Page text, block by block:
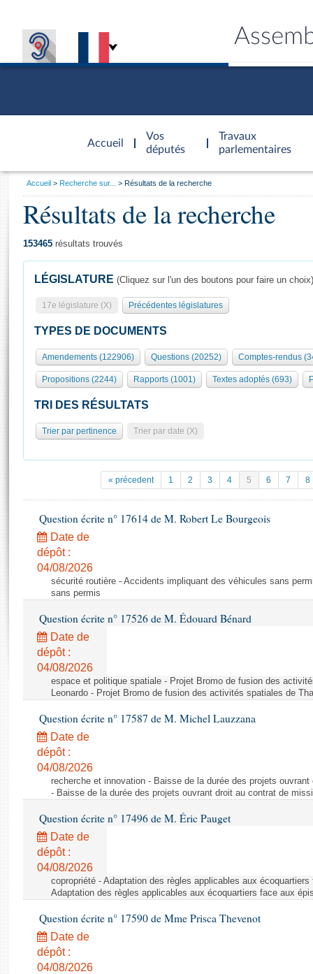
Accueil
d'accueil
Vos
députés
Travaux
parlementaires
Présidence
577 députés
Groupes politiques
Séance publique
Commissions et autres organes
Europe et International
Pétitions
Projets de loi
Propositions de loi
Amendements
Textes adoptés
Rapports législatifs
Rapports sur l'application des lois
Baromètre de l’application des lois
Dossiers législatifs
Budget et sécurité sociale
Questions écrites et orales
Comptes rendus des débats
Général
Rôle et pouvoirs de l'Assemblée
Organisation de l'Assemblée
Présidence Conférence des Présidents Bureau Collège des
Statistiques et chiffres clés
Documents de référence
( Constitution | Règlement de l'Assemblée ... )
Histoire
Juniors
Anciennes législatures
Visiter l'Assemblée
Visite virtuelle du palais Bourbon
Assister à une séance
La Bibliothèque
Contacts et plan d'accès
Photos libres de droit
Vous
Accueil Recherche sur... Résultats de la recherche
Résultats de la recherche
153465 résultats trouvés
LÉGISLATURE (Cliquez sur l'un des boutons pour faire un choix)
17e législature (X) Précédentes législatures
TYPES DE DOCUMENTS
Amendements (122906) Questions (20252) Comptes-rendus
Propositions (2244) Rapports (1001) Textes adoptés (693)
TRI DES RÉSULTATS
Trier par pertinence Trier par date (X)
« précedent 1 2 3 4 5 6 7 8
Question écrite n° 17614 de M. Robert Le Bourgeois
Date de
dépôt :
04/08/2026
sécurité routière - Accidents impliquant des véhicules sans
sans permis
Question écrite n° 17526 de M. Édouard Bénard
Date de
dépôt :
04/08/2026
espace et politique spatiale - Projet Bromo de fusion des
Leonardo - Projet Bromo de fusion des activités spatiales de
Question écrite n° 17587 de M. Michel Lauzzana
Date de
dépôt :
04/08/2026
recherche et innovation - Baisse de la durée des projets
- Baisse de la durée des projets ouvrant droit au contrat de
Question écrite n° 17496 de M. Éric Pauget
Date de
dépôt :
04/08/2026
copropriété - Adaptation des règles applicables aux
Adaptation des règles applicables aux écoquartiers face aux
Question écrite n° 17590 de Mme Prisca Thevenot
Date de
dépôt :
04/08/2026